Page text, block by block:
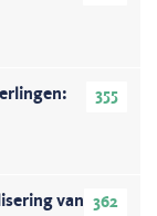
355
362
van